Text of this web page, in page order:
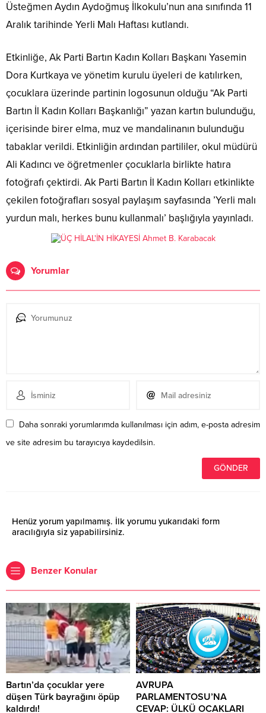
Üsteğmen Aydın Aydoğmuş İlkokulu’nun ana sınıfında 11
Aralık tarihinde Yerli Malı Haftası kutlandı.
Etkinliğe, Ak Parti Bartın Kadın Kolları Başkanı Yasemin
Dora Kurtkaya ve yönetim kurulu üyeleri de katılırken,
çocuklara üzerinde partinin logosunun olduğu “Ak Parti
Bartın İl Kadın Kolları Başkanlığı” yazan kartın bulunduğu,
içerisinde birer elma, muz ve mandalinanın bulunduğu
tabaklar verildi. Etkinliğin ardından partililer, okul müdürü
Ali Kadıncı ve öğretmenler çocuklarla birlikte hatıra
fotoğrafı çektirdi. Ak Parti Bartın İl Kadın Kolları etkinlikte
çekilen fotoğrafları sosyal paylaşım sayfasında ’Yerli malı
yurdun malı, herkes bunu kullanmalı’ başlığıyla yayınladı.
Yorumlar
Daha sonraki yorumlarımda kullanılması için adım, e-posta adresim
ve site adresim bu tarayıcıya kaydedilsin.
Henüz yorum yapılmamış. İlk yorumu yukarıdaki form
aracılığıyla siz yapabilirsiniz.
Benzer Konular
Bartın’da çocuklar yere
düşen Türk bayrağını öpüp
kaldırdı!
AVRUPA
PARLAMENTOSU’NA
CEVAP: ÜLKÜ OCAKLARI